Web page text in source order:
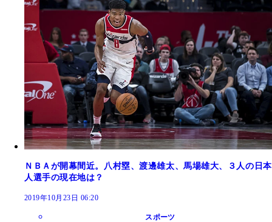
ＮＢＡが開幕間近。八村塁、渡邊雄太、馬場雄大、３人の日本
人選手の現在地は？
2019年10月23日 06:20
スポーツ